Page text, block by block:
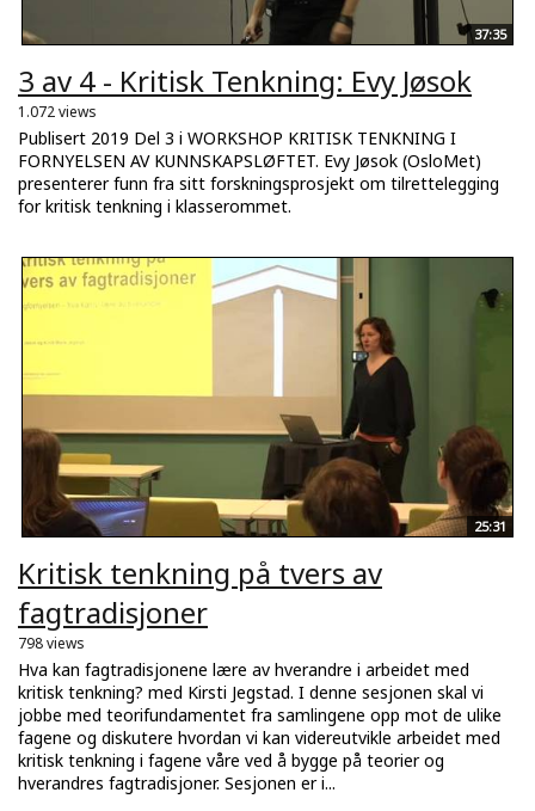
37:35
3 av 4 - Kritisk Tenkning: Evy Jøsok
1.072 views
Publisert 2019 Del 3 i WORKSHOP KRITISK TENKNING I
FORNYELSEN AV KUNNSKAPSLØFTET. Evy Jøsok (OsloMet)
presenterer funn fra sitt forskningsprosjekt om tilrettelegging
for kritisk tenkning i klasserommet.
25:31
Kritisk tenkning på tvers av
fagtradisjoner
798 views
Hva kan fagtradisjonene lære av hverandre i arbeidet med
kritisk tenkning? med Kirsti Jegstad. I denne sesjonen skal vi
jobbe med teorifundamentet fra samlingene opp mot de ulike
fagene og diskutere hvordan vi kan videreutvikle arbeidet med
kritisk tenkning i fagene våre ved å bygge på teorier og
hverandres fagtradisjoner. Sesjonen er i...